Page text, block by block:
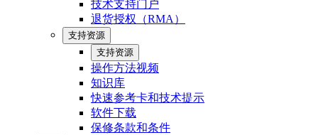
技术支持门户
退货授权（RMA）
支持资源
支持资源
操作方法视频
知识库
快速参考卡和技术提示
软件下载
保修条款和条件